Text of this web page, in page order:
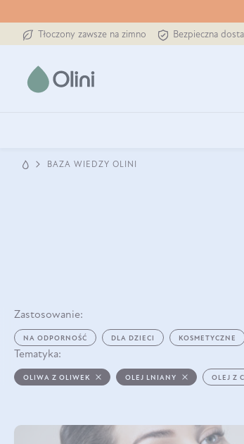
Tłoczony zawsze na zimno Bezpieczna
BAZA WIEDZY OLINI
Zastosowanie:
NA ODPORNOŚĆ DLA DZIECI KOSMETYCZNE
Tematyka:
OLIWA Z OLIWEK OLEJ LNIANY OLEJ Z